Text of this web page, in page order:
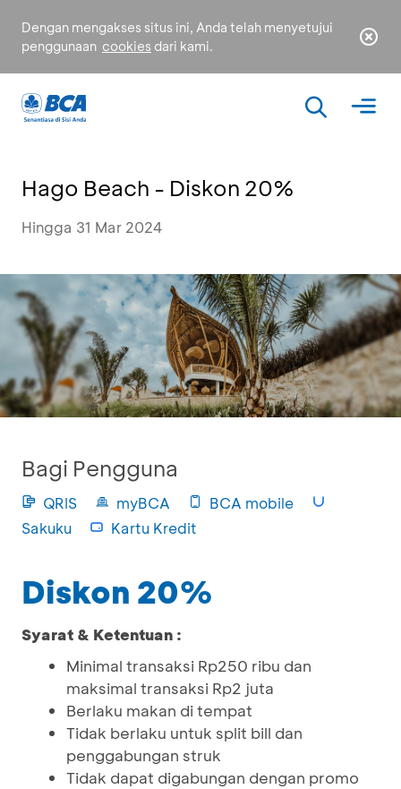
Dengan mengakses situs ini, Anda telah menyetujui
penggunaan cookies dari kami.
Hago Beach - Diskon 20%
Hingga 31 Mar 2024
Bagi Pengguna
QRIS myBCA
BCA mobile
Sakuku
Kartu Kredit
Diskon 20%
Syarat & Ketentuan :
Minimal transaksi Rp250 ribu dan
maksimal transaksi Rp2 juta
Berlaku makan di tempat
Tidak berlaku untuk split bill dan
penggabungan struk
Tidak dapat digabungan dengan promo